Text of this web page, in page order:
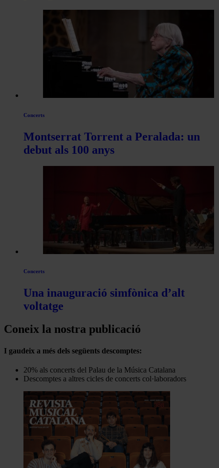
Concerts
Montserrat Torrent a Peralada: un
debut als 100 anys
Concerts
Una inauguració simfònica d’alt
voltatge
Coneix la nostra publicació
I gaudeix a més dels següents descomptes:
20% als concerts del Palau de la Música Catalana
Descomptes a altres cicles de concerts col·laboradors